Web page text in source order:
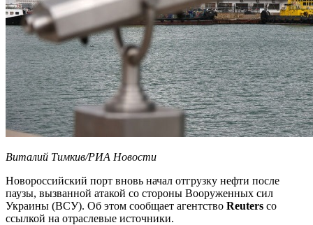
Виталий Тимкив/РИА Новости
Новороссийский порт вновь начал отгрузку нефти после
паузы, вызванной атакой со стороны Вооруженных сил
Украины (ВСУ). Об этом сообщает агентство Reuters со
ссылкой на отраслевые источники.